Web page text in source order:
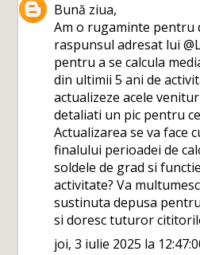
Bună ziua,
Am o rugaminte pentru
raspunsul adresat lui
pentru a se calcula
din ultimii 5 ani de
actualizeze acele
detaliati un pic pentru
Actualizarea se va face
finalului perioadei de
soldele de grad si
activitate? Va
sustinuta depusa
si doresc tuturor
joi, 3 iulie 2025 la